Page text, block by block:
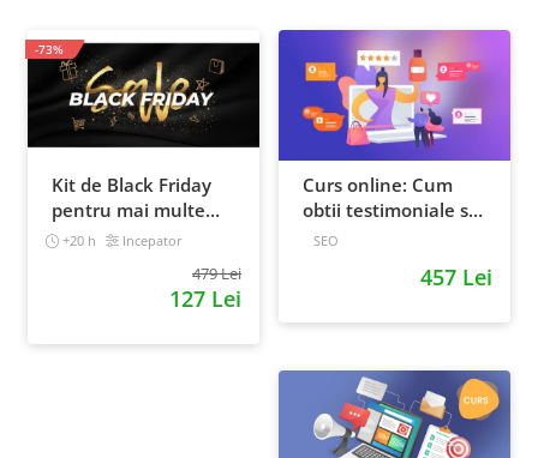
Kit de Black Friday
pentru mai multe
vanzari in magazinul
+20 h Incepator
479 Lei
127 Lei
-73%
Curs online: Cum
obtii testimoniale si
recenzii puternice
SEO
457 Lei